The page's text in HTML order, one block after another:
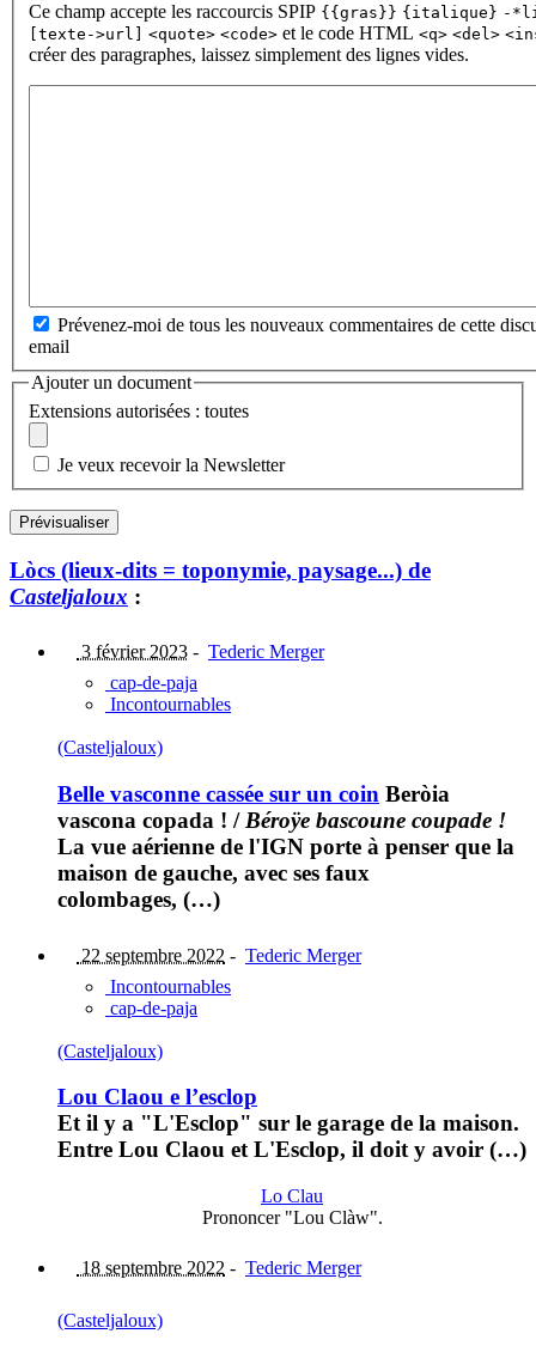
Ce champ accepte les raccourcis SPIP {{gras}} {italique} -
[texte->url]
<quote> <code> et le code HTML <q> <del>
créer des paragraphes, laissez simplement des lignes vides.
Prévenez-moi de tous les nouveaux commentaires de cette
email
Ajouter un document
Extensions autorisées : toutes
Je veux recevoir la Newsletter
Lòcs (lieux-dits = toponymie, paysage...) de
Casteljaloux :
3 février 2023 - Tederic Merger
cap-de-paja
Incontournables
(Casteljaloux)
Belle vasconne cassée sur un coin Beròia
vascona copada ! / Béroÿe bascoune coupade !
La vue aérienne de l'IGN porte à penser que la
maison de gauche, avec ses faux
colombages, (…)
22 septembre 2022 - Tederic Merger
Incontournables
cap-de-paja
(Casteljaloux)
Lou Claou e l’esclop
Et il y a "L'Esclop" sur le garage de la maison.
Entre Lou Claou et L'Esclop, il doit y avoir (…)
Lo Clau
Prononcer "Lou Clàw".
18 septembre 2022 - Tederic Merger
(Casteljaloux)